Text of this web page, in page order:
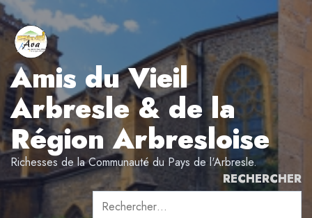
Aller
au
contenu
Amis du Vieil
Arbresle & de la
Région Arbresloise
Richesses de la Communauté du Pays de l'Arbresle.
RECHERCHER
Rechercher :